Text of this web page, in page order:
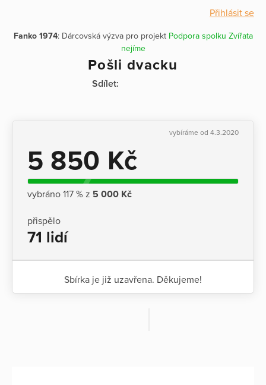
Přihlásit se
Fanko 1974: Dárcovská výzva pro projekt Podpora spolku Zvířata
nejíme
Pošli dvacku
Sdílet:
vybíráme od 4.3.2020
5 850 Kč
vybráno 117 % z 5 000 Kč
přispělo
71 lidí
Sbírka je již uzavřena. Děkujeme!